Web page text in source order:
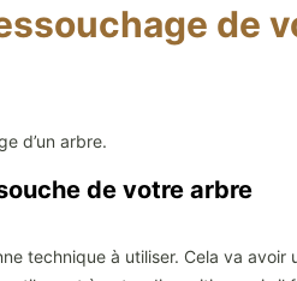
de
d’un arbre.
de votre arbre
technique à utiliser. Cela va avoir